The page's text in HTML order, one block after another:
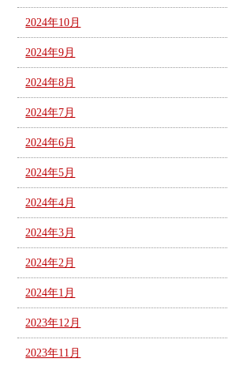
2024年10月
2024年9月
2024年8月
2024年7月
2024年6月
2024年5月
2024年4月
2024年3月
2024年2月
2024年1月
2023年12月
2023年11月